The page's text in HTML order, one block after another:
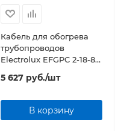
Кабель для обогрева
трубопроводов
Electrolux EFGPC 2-18-8
(комплект) 8 метров
5 627руб./шт
В корзину